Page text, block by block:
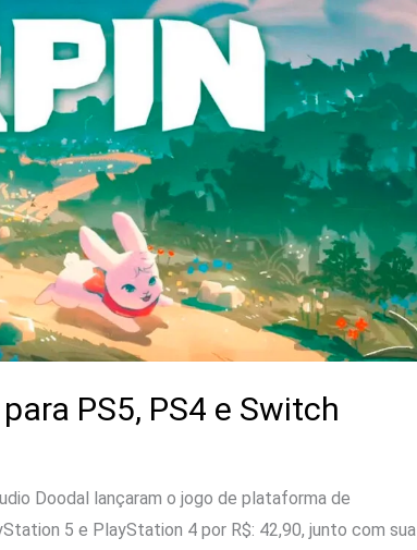
PS5, PS4 e Switch
Doodal lançaram o jogo de plataforma de
5 e PlayStation 4 por R$: 42,90, junto com sua